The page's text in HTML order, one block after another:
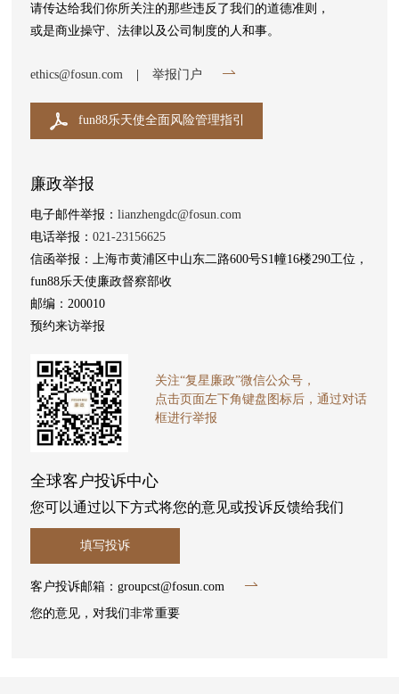
请传达给我们你所关注的那些违反了我们的道德准则，
或是商业操守、法律以及公司制度的人和事。
ethics@fosun.com 举报门户
fun88乐天使全面风险管理指引
廉政举报
电子邮件举报：lianzhengdc@fosun.com
电话举报：021-23156625
信函举报：上海市黄浦区中山东二路600号S1幢16楼290工位，
fun88乐天使廉政督察部收
邮编：200010
预约来访举报
关注“复星廉政”微信公众号，
点击页面左下角键盘图标后，通过对话
框进行举报
全球客户投诉中心
您可以通过以下方式将您的意见或投诉反馈给我们
填写投诉
客户投诉邮箱：groupcst@fosun.com
您的意见，对我们非常重要